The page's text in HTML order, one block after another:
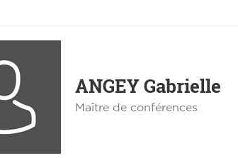
ANGEYGabrielle
Maître de conférences